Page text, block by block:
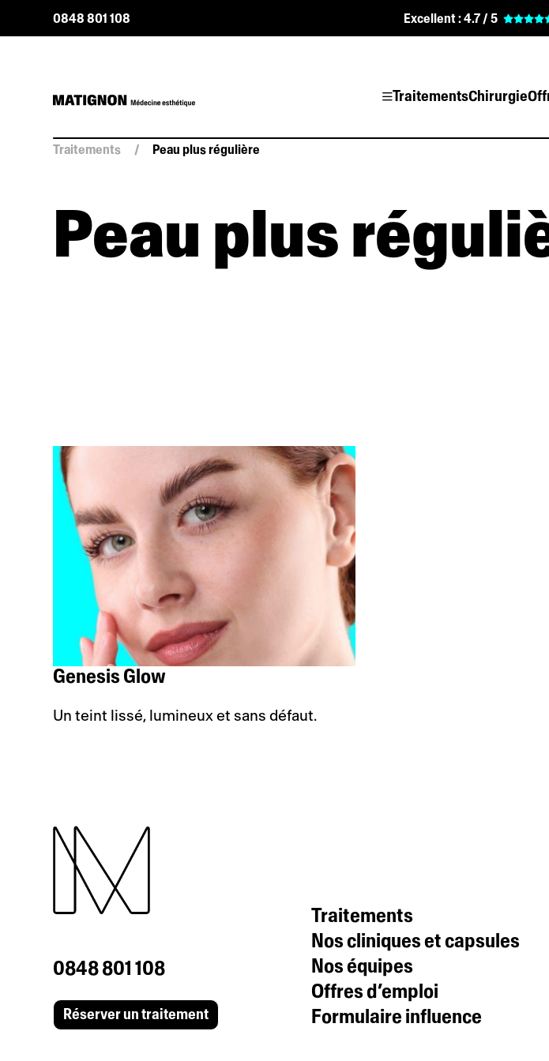
TraitementsChirurgie
0848 801 108 Excellent :4.7 / 5
Traitements / Peau plus régulière
Peau plus
Genesis Glow
Un teint lissé, lumineux et sans défaut.
0848 801 108
Réserver un traitement
Traitements
Nos cliniques et capsules
Nos équipes
Offres d’emploi
Formulaire influence